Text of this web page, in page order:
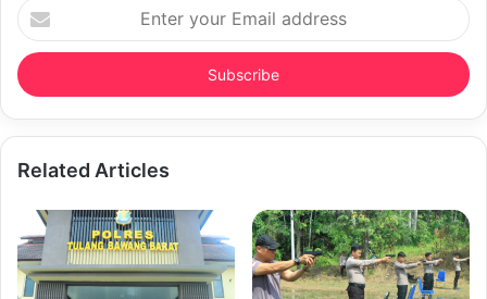
Enter
your
Email
address
Related Articles